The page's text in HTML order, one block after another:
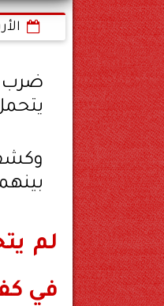
ضرب
بينهما لمدة 45 يوما، كانت
لم
في